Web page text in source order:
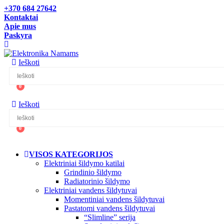
+370 684 27642
Kontaktai
Apie mus
Paskyra
Ieškoti
0
Ieškoti
0
VISOS KATEGORIJOS
Elektriniai šildymo katilai
Grindinio šildymo
Radiatorinio šildymo
Elektriniai vandens šildytuvai
Momentiniai vandens šildytuvai
Pastatomi vandens šildytuvai
“Slimline” serija